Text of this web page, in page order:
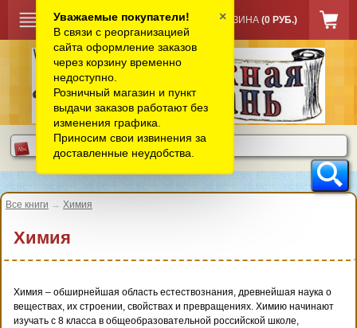
КОРЗИНА (0 РУБ.)
Все книги → Химия
Химия
Химия – обширнейшая область естествознания, древнейшая наука о
веществах, их строении, свойствах и превращениях. Химию начинают
изучать с 8 класса в общеобразовательной российской школе,
Уважаемые покупатели!
В связи с реорганизацией
сайта оформление заказов
через корзину временно
недоступно.
Розничный магазин и пункт
выдачи заказов работают без
изменения графика.
Приносим свои извинения за
доставленные неудобства.
×